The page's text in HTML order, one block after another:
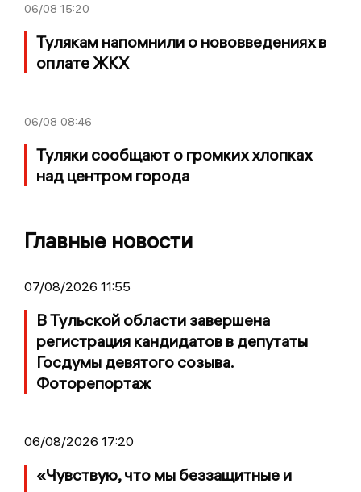
06/08 15:20
Тулякам напомнили о нововведениях в
оплате ЖКХ
06/08 08:46
Туляки сообщают о громких хлопках
над центром города
Главные новости
07/08/2026 11:55
В Тульской области завершена
регистрация кандидатов в депутаты
Госдумы девятого созыва.
Фоторепортаж
06/08/2026 17:20
«Чувствую, что мы беззащитные и